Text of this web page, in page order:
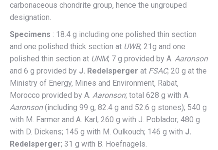
carbonaceous chondrite group, hence the ungrouped
designation.
Specimens : 18.4 g including one polished thin section
and one polished thick section at UWB; 21g and one
polished thin section at UNM; 7 g provided by A. Aaronson
and 6 g provided by J. Redelsperger at FSAC; 20 g at the
Ministry of Energy, Mines and Environment, Rabat,
Morocco provided by A. Aaronson; total 628 g with A.
Aaronson(including 99 g, 82.4 g and 52.6 g stones); 540 g
with M. Farmer and A. Karl, 260 g with J. Poblador; 480 g
with D. Dickens; 145 g with M. Oulkouch; 146 g with J.
Redelsperger; 31 g with B. Hoefnagels.